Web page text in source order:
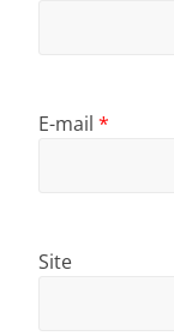
E-mail *
Site